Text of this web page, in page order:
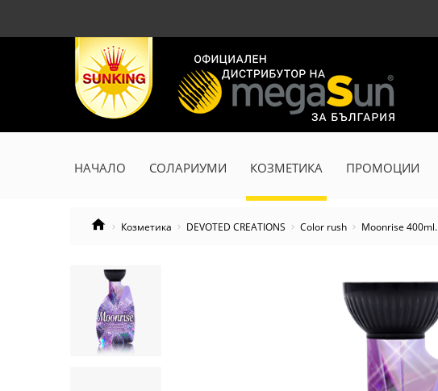
НАЧАЛО СОЛАРИУМИ КОЗМЕТИКА ПРОМОЦИИ
Козметика DEVOTED CREATIONS Color rush Moonrise 400ml.